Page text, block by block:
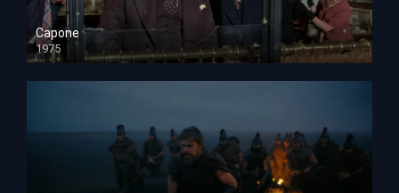
Capone
1975
HD 1080p